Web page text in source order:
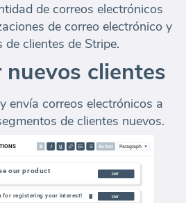
de correos electrónicos
de correo electrónico y
de clientes de Stripe.
clientes
envía correos electrónicos a
de clientes nuevos.